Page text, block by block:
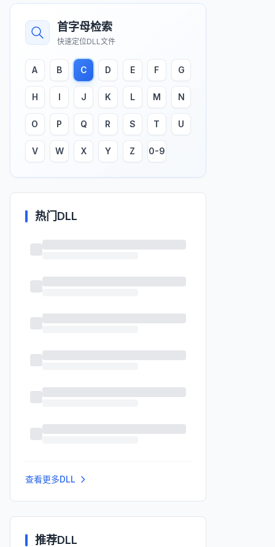
首字母检索
快速定位DLL文件
A B C D E F G
H I J K L M N
O P Q R S T U
V W X Y Z 0-9
热门DLL
查看更多DLL
推荐DLL